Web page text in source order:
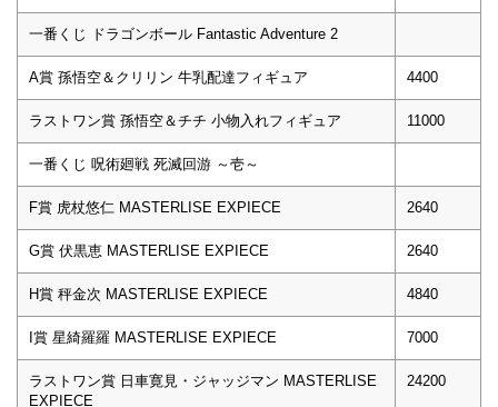
一番くじ ドラゴンボール Fantastic Adventure 2
A賞 孫悟空＆クリリン 牛乳配達フィギュア 4400
ラストワン賞 孫悟空＆チチ 小物入れフィギュア 11000
一番くじ 呪術廻戦 死滅回游 ～壱～
F賞 虎杖悠仁 MASTERLISE EXPIECE 2640
G賞 伏黒恵 MASTERLISE EXPIECE 2640
H賞 秤金次 MASTERLISE EXPIECE 4840
I賞 星綺羅羅 MASTERLISE EXPIECE 7000
ラストワン賞 日車寛見・ジャッジマン MASTERLISE
EXPIECE
24200